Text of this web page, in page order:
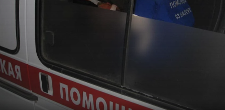
Общество
Происшествия
Спорт
Экономика и бизнес
ПРОЕКТЫ